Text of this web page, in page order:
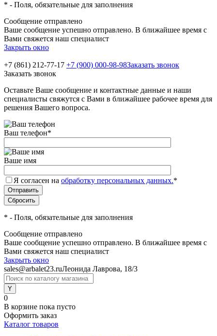
* - Поля, обязательные для заполнения
Сообщение отправлено
Ваше сообщение успешно отправлено. В ближайшее время с
Вами свяжется наш специалист
Закрыть окно
+7 (861) 212-77-17 +7 (900) 000-98-98Заказать звонок
Заказать звонок
Оставьте Ваше сообщение и контактные данные и наши
специалисты свяжутся с Вами в ближайшее рабочее время для
решения Вашего вопроса.
Ваш телефон*
Ваше имя
Я согласен на обработку персональных данных.*
* - Поля, обязательные для заполнения
Сообщение отправлено
Ваше сообщение успешно отправлено. В ближайшее время с
Вами свяжется наш специалист
Закрыть окно
sales@arbalet23.ruЛеонида Лаврова, 18/3
0
В корзине пока пусто
Оформить заказ
Каталог товаров